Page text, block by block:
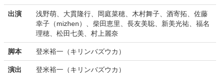
出演
浅野萌、大貫隆行、岡庭菜穂、木村舞子、酒寄拓、佐藤
幸子（mizhen）、柴田恵里、長友美聡、新美光祐、福名
理穂、松田七美、村上麗奈
脚本 登米裕一（キリンバズウカ）
演出 登米裕一（キリンバズウカ）